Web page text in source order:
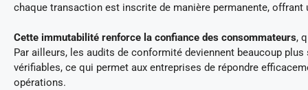
chaque transaction est inscrite de manière permanente, offrant
Cette immutabilité renforce la confiance des consommateurs,
Par ailleurs, les audits de conformité deviennent beaucoup
vérifiables, ce qui permet aux entreprises de répondre
opérations.